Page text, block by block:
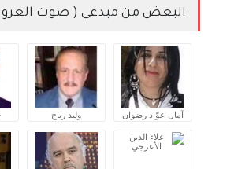
البعض من مبدعي ( صوت
آمال عوّاد رضوان وليد رباح